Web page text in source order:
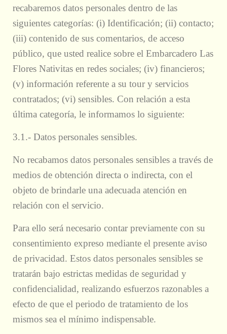
recabaremos datos personales dentro de las
siguientes categorías: (i) Identificación; (ii) contacto;
(iii) contenido de sus comentarios, de acceso
público, que usted realice sobre el Embarcadero Las
Flores Nativitas en redes sociales; (iv) financieros;
(v) información referente a su tour y servicios
contratados; (vi) sensibles. Con relación a esta
última categoría, le informamos lo siguiente:
3.1.- Datos personales sensibles.
No recabamos datos personales sensibles a través de
medios de obtención directa o indirecta, con el
objeto de brindarle una adecuada atención en
relación con el servicio.
Para ello será necesario contar previamente con su
consentimiento expreso mediante el presente aviso
de privacidad. Estos datos personales sensibles se
tratarán bajo estrictas medidas de seguridad y
confidencialidad, realizando esfuerzos razonables a
efecto de que el periodo de tratamiento de los
mismos sea el mínimo indispensable.